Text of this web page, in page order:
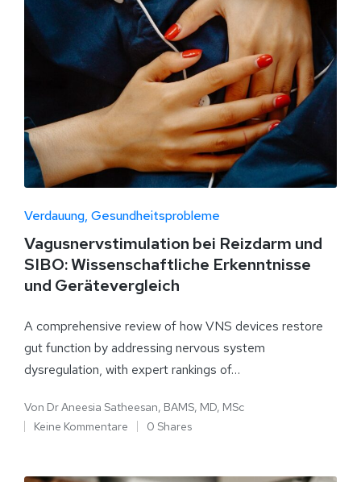
Verdauung Gesundheitsprobleme
Vagusnervstimulation bei Reizdarm und
SIBO: Wissenschaftliche Erkenntnisse
und Gerätevergleich
A comprehensive review of how VNS devices restore
gut function by addressing nervous system
dysregulation, with expert rankings of…
Von Dr Aneesia Satheesan, BAMS, MD, MSc
Keine Kommentare
0 Shares